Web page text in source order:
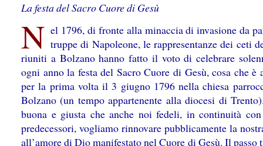
La festa del Sacro Cuore di Gesù
N el 1796, di fronte alla minaccia di invasione da
truppe di Napoleone, le rappresentanze dei ceti
riuniti a Bolzano hanno fatto il voto di celebrare
ogni anno la festa del Sacro Cuore di Gesù, cosa che è
per la prima volta il 3 giugno 1796 nella chiesa
Bolzano (un tempo appartenente alla diocesi di
buona e giusta che anche noi fedeli, in continuità
predecessori, vogliamo rinnovare pubblicamente la
all’amore di Dio manifestato nel Cuore di Gesù. Il passo